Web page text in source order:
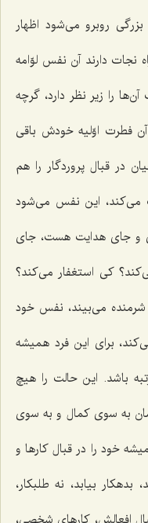
روبرو می‌شود اظهار
نجات دارند آن نفس لوّامه
را زیر نظر دارد، گرچه
فطرت اوّلیه خودش باقی
در قبال پروردگار را هم
می‌كند، این نفس می‌شود
و جای هدایت هست، جای
كی استغفار می‌كند؟
می‌بیند، نفس خود
برای این فرد همیشه
باشد. این حالت را هیچ
به سوی كمال و به سوی
خود را در قبال كارها و
بیابد، نه طلبكار،